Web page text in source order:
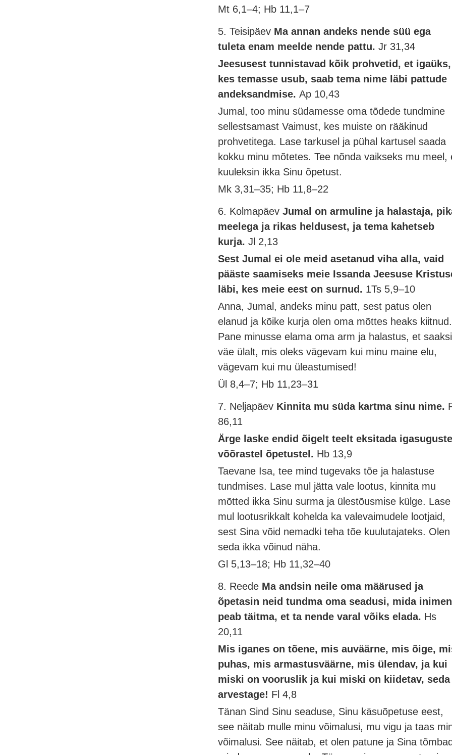
Mt 6,1–4; Hb 11,1–7
5. Teisipäev Ma annan andeks nende süü ega
tuleta enam meelde nende pattu.Jr 31,34
Jeesusest tunnistavad kõik prohvetid, et igaüks,
kes temasse usub, saab tema nime läbi pattude
andeksandmise.Ap 10,43
Jumal, too minu südamesse oma tõdede tundmine
sellestsamast Vaimust, kes muiste on rääkinud
prohvetitega. Lase tarkusel ja pühal kartusel saada
kokku minu mõtetes. Tee nõnda vaikseks mu meel,
kuuleksin ikka Sinu õpetust.
Mk 3,31–35; Hb 11,8–22
6. KolmapäevJumal on armuline ja halastaja,
meelega ja rikas heldusest, ja tema kahetseb
kurja.Jl 2,13
Sest Jumal ei ole meid asetanud viha alla, vaid
pääste saamiseks meie Issanda Jeesuse
läbi, kes meie eest on surnud. 1Ts 5,9–10
Anna, Jumal, andeks minu patt, sest patus olen
elanud ja kõike kurja olen oma mõttes heaks kiitnud.
Pane minusse elama oma arm ja halastus, et
väe ülalt, mis oleks vägevam kui minu maine elu,
vägevam kui mu üleastumised!
Ül 8,4–7; Hb 11,23–31
7. Neljapäev Kinnita mu süda kartma sinu nime.
86,11
Ärge laske endid õigelt teelt eksitada
võõrastel õpetustel. Hb 13,9
Taevane Isa, tee mind tugevaks tõe ja halastuse
tundmises. Lase mul jätta vale lootus, kinnita mu
mõtted ikka Sinu surma ja ülestõusmise külge. Lase
mul lootusrikkalt kohelda ka valevaimudele lootjaid,
sest Sina võid nemadki teha tõe kuulutajateks. Olen
seda ikka võinud näha.
Gl 5,13–18; Hb 11,32–40
8. Reede Ma andsin neile oma määrused ja
õpetasin neid tundma oma seadusi, mida
peab täitma, et ta nende varal võiks elada. Hs
20,11
Mis iganes on tõene, mis auväärne, mis õige,
puhas, mis armastusväärne, mis ülendav, ja kui
miski on vooruslik ja kui miski on kiidetav, seda
arvestage! Fl 4,8
Tänan Sind Sinu seaduse, Sinu käsuõpetuse eest,
see näitab mulle minu võimalusi, mu vigu ja taas
võimalusi. See näitab, et olen patune ja Sina